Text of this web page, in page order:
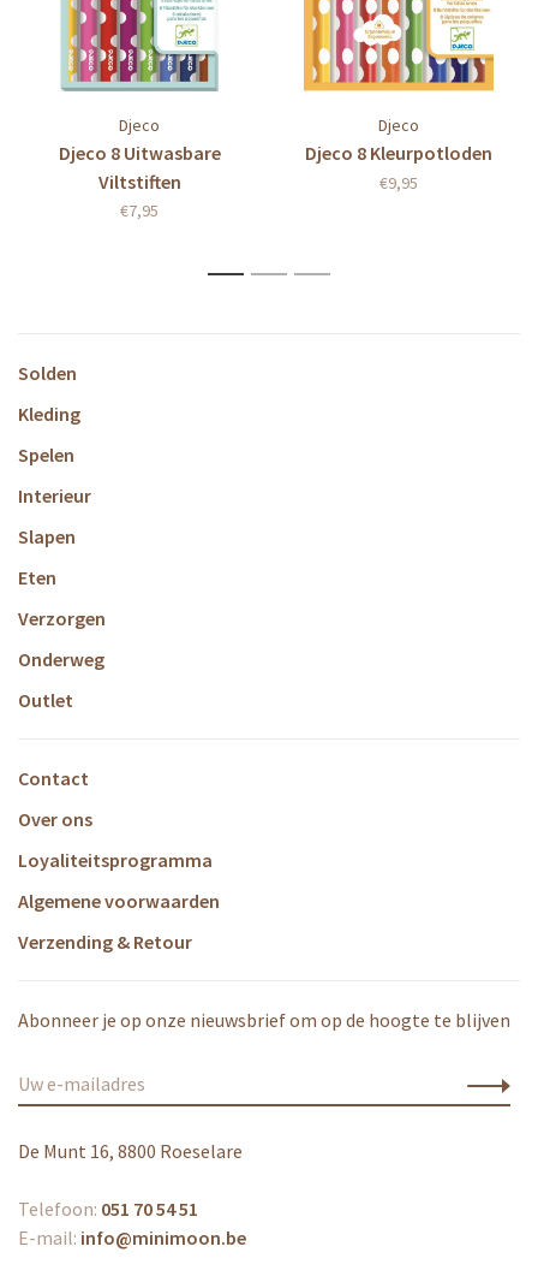
Djeco
Djeco 8 Uitwasbare
Viltstiften
€7,95
Djeco
Djeco 8 Kleurpotloden
€9,95
1 2 3
Solden
Kleding
Spelen
Interieur
Slapen
Eten
Verzorgen
Onderweg
Outlet
Contact
Over ons
Loyaliteitsprogramma
Algemene voorwaarden
Verzending & Retour
Abonneer je op onze nieuwsbrief om op de hoogte te blijven
De Munt 16, 8800 Roeselare
Telefoon: 051 70 54 51
E-mail: info@minimoon.be